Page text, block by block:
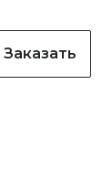
Заказать